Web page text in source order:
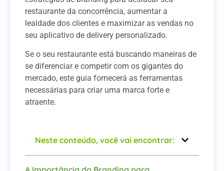
restaurante da concorrência, aumentar a
lealdade dos clientes e maximizar as vendas no
seu aplicativo de delivery personalizado.
Se o seu restaurante está buscando maneiras de
se diferenciar e competir com os gigantes do
mercado, este guia fornecerá as ferramentas
necessárias para criar uma marca forte e
atraente.
Neste conteúdo, você vai encontrar: